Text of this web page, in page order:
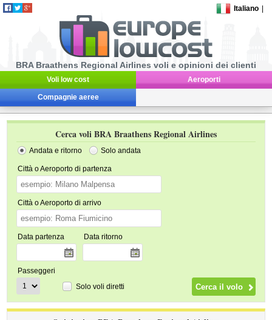
Italiano
BRA Braathens Regional Airlines voli e opinioni dei clienti
Voli low cost Aeroporti
Compagnie aeree
Cerca voli BRA Braathens Regional Airlines
Andata e ritorno Solo andata
Città o Aeroporto di partenza
Città o Aeroporto di arrivo
Data partenza Data ritorno
Passeggeri
Solo voli diretti